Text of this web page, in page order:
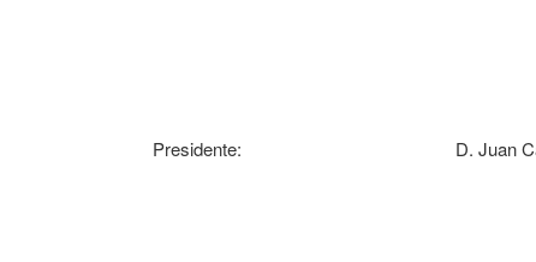
Presidente: D. Juan